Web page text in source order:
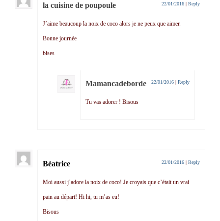
la cuisine de poupoule 22/01/2016 | Reply
J’aime beaucoup la noix de coco alors je ne peux que aimer.
Bonne journée
bises
Mamancadeborde 22/01/2016 | Reply
Tu vas adorer ! Bisous
Béatrice 22/01/2016 | Reply
Moi aussi j’adore la noix de coco! Je croyais que c’était un vrai
pain au départ! Hi hi, tu m’as eu!
Bisous